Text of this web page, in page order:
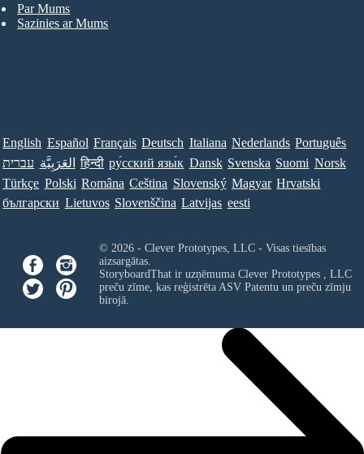
Par Mums
Sazinies ar Mums
English Español Français Deutsch Italiana Nederlands Português
עברית العَرَبِيَّة हिन्दी ру́сский язы́к Dansk Svenska Suomi Norsk
Türkçe Polski Româna Ceština Slovenský Magyar Hrvatski
български Lietuvos Slovenščina Latvijas eesti
© 2026 - Clever Prototypes, LLC - Visas tiesības
aizsargātas.
StoryboardThat ir uzņēmuma Clever Prototypes , LLC
preču zīme, kas reģistrēta ASV Patentu un preču zīmju
birojā.